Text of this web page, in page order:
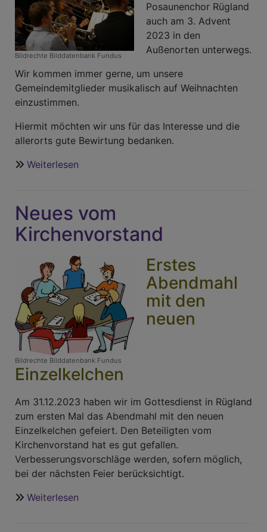
Bildrechte Bilddatenbank Fundus
Posaunenchor Rügland
auch am 3. Advent
2023 in den
Außenorten unterwegs.
Wir kommen immer gerne, um unsere
Gemeindemitglieder musikalisch auf Weihnachten
einzustimmen.
Hiermit möchten wir uns für das Interesse und die
allerorts gute Bewirtung bedanken.
Weiterlesen
Posaunenchors
Rügland
Neues vom
Kirchenvorstand
Bildrechte Bilddatenbank Fundus
Erstes
Abendmahl
mit den
neuen
Einzelkelchen
Am 31.12.2023 haben wir im Gottesdienst in Rügland
zum ersten Mal das Abendmahl mit den neuen
Einzelkelchen gefeiert. Den Beteiligten vom
Kirchenvorstand hat es gut gefallen.
Verbesserungsvorschläge werden, sofern möglich,
bei der nächsten Feier berücksichtigt.
Weiterlesen